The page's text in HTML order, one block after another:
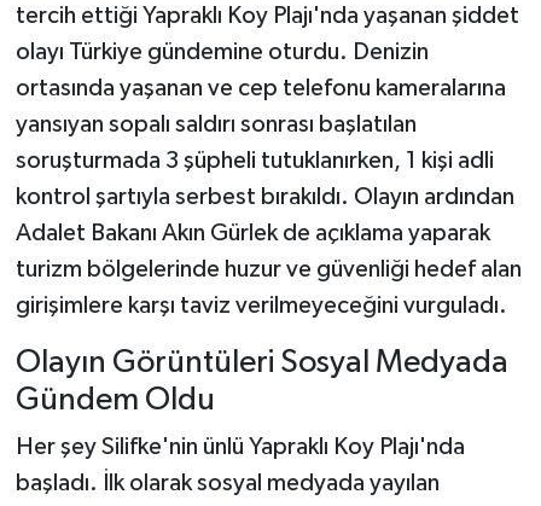
tercih ettiği Yapraklı Koy Plajı'nda yaşanan şiddet
olayı Türkiye gündemine oturdu. Denizin
ortasında yaşanan ve cep telefonu kameralarına
yansıyan sopalı saldırı sonrası başlatılan
soruşturmada 3 şüpheli tutuklanırken, 1 kişi adli
kontrol şartıyla serbest bırakıldı. Olayın ardından
Adalet Bakanı Akın Gürlek de açıklama yaparak
turizm bölgelerinde huzur ve güvenliği hedef alan
girişimlere karşı taviz verilmeyeceğini vurguladı.
Olayın Görüntüleri Sosyal Medyada
Gündem Oldu
Her şey Silifke'nin ünlü Yapraklı Koy Plajı'nda
başladı. İlk olarak sosyal medyada yayılan